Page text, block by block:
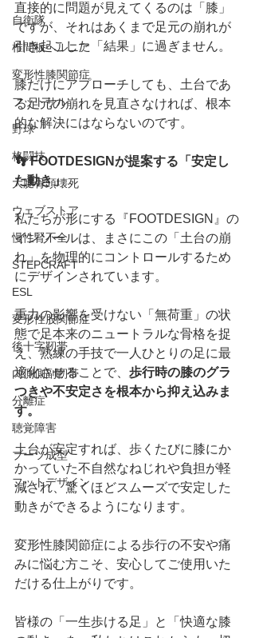
自衛隊
椎間板ヘルニア
変形性膝関節症
フットサル
野球
格闘技
大腿骨頭壊死
ウェブストア
慢性腎不全
STEPCRAFT
ESL
変形性股関節症
後十字靭帯
内側側副靭帯
分離症
聴覚障害
ブーツ成型
フットデザイン
直接的に問題が見えてくるのは「膝」
ですが、それはあくまで足元の崩れが
引き起こした「結果」に過ぎません。
膝だけにアプローチしても、土台であ
る足元の崩れを見直さなければ、根本
的な解決にはならないのです。
👣 FOOTDESIGNが提案する「安定し
た動き」
私たちが形にする『FOOTDESIGN』の
インソールは、まさにこの「土台の崩
れ」を物理的にコントロールするため
にデザインされています。
重力の影響を受けない「無荷重」の状
態で足本来のニュートラルな骨格を捉
え、熟練の手技で一人ひとりの足に最
適化させることで、 歩行時の膝のグラ
つきや不安定さを根本から抑え込みま
す。
土台が安定すれば、歩くたびに膝にか
かっていた不自然なねじれや負担が軽
減され、驚くほどスムーズで安定した
動きができるようになります。
変形性膝関節症による歩行の不安や痛
みに悩む方こそ、安心してご使用いた
だける仕上がりです。
皆様の「一生歩ける足」と「快適な膝